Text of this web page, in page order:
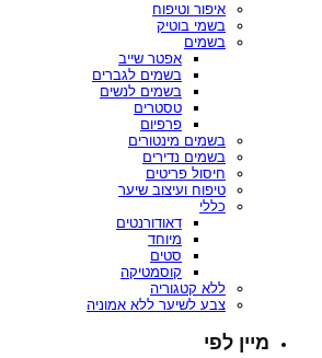
איפור וטיפוח
בשמי בוטיק
בשמים
אפטר שייב
בשמים לגברים
בשמים לנשים
טסטרים
פרפיום
בשמים מינטורים
בשמים נדירים
חיסול פריטים
טיפוח ועיצוב שיער
כללי
דאודורנטים
מיוחד
סטים
קוסמטיקה
ללא קטגוריה
צבע לשיער ללא אמוניה
מיין לפי